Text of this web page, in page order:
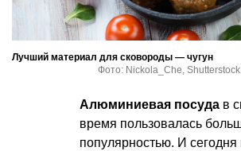
Лучший материал для сковороды — чугун
Фото: Nickola_Che,
Алюминиевая посуда в
время пользовалась
популярностью. И сегодня